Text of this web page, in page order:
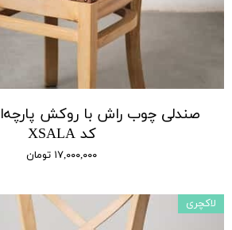
کد XSALA
۱۷,۰۰۰,۰۰۰ تومان
لاکچری